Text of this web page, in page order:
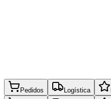
Pedidos Logística